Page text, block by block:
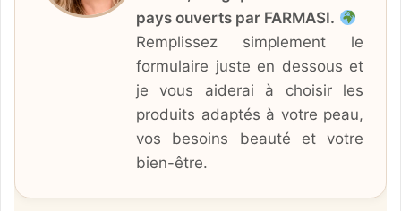
pays ouverts par FARMASI.
Remplissez simplement le
formulaire juste en dessous et
je vous aiderai à choisir les
produits adaptés à votre peau,
vos besoins beauté et votre
bien-être.